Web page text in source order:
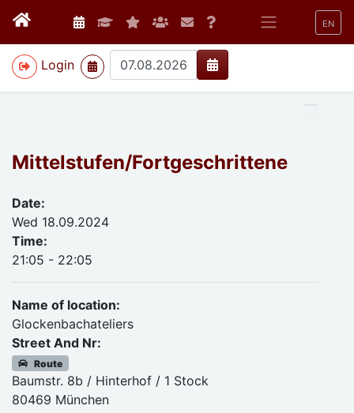
EN
Login
>
Mittelstufen/Fortgeschrittene
Date:
Wed 18.09.2024
Time:
21:05 - 22:05
Name of location:
Glockenbachateliers
Street And Nr:
Route
Baumstr. 8b / Hinterhof / 1 Stock
80469 München